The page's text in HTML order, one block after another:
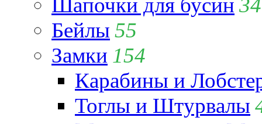
Бейлы 55
Замки 154
Карабины и
Тоглы и Штурвалы